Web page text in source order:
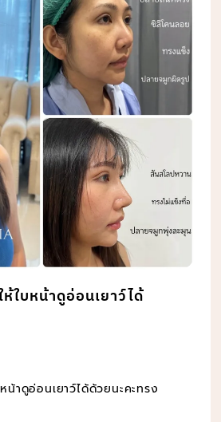
ใบหน้าดูอ่อนเยาว์ได้
น้าดูอ่อนเยาว์ได้ด้วยนะคะทรง